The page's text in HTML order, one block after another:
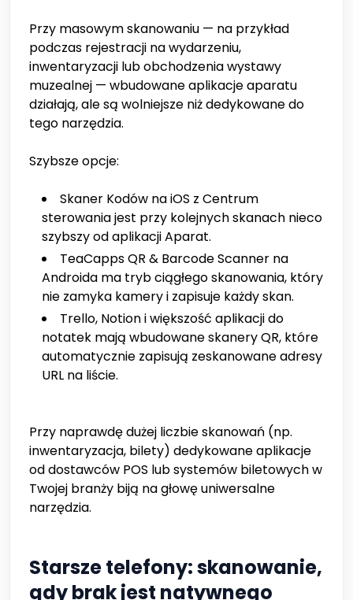
Przy masowym skanowaniu — na przykład
podczas rejestracji na wydarzeniu,
inwentaryzacji lub obchodzenia wystawy
muzealnej — wbudowane aplikacje aparatu
działają, ale są wolniejsze niż dedykowane do
tego narzędzia.
Szybsze opcje:
Skaner Kodów na iOS z Centrum
sterowania jest przy kolejnych skanach nieco
szybszy od aplikacji Aparat.
TeaCapps QR & Barcode Scanner na
Androida ma tryb ciągłego skanowania, który
nie zamyka kamery i zapisuje każdy skan.
Trello, Notion i większość aplikacji do
notatek mają wbudowane skanery QR, które
automatycznie zapisują zeskanowane adresy
URL na liście.
Przy naprawdę dużej liczbie skanowań (np.
inwentaryzacja, bilety) dedykowane aplikacje
od dostawców POS lub systemów biletowych w
Twojej branży biją na głowę uniwersalne
narzędzia.
Starsze telefony: skanowanie,
gdy brak jest natywnego